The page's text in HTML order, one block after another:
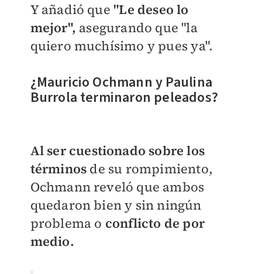
Y añadió que "Le deseo lo
mejor", asegurando que "la
quiero muchísimo y pues ya".
¿Mauricio Ochmann y Paulina
Burrola terminaron peleados?
Al ser cuestionado sobre los
términos de su rompimiento,
Ochmann reveló que ambos
quedaron bien y sin ningún
problema o conflicto de por
medio.